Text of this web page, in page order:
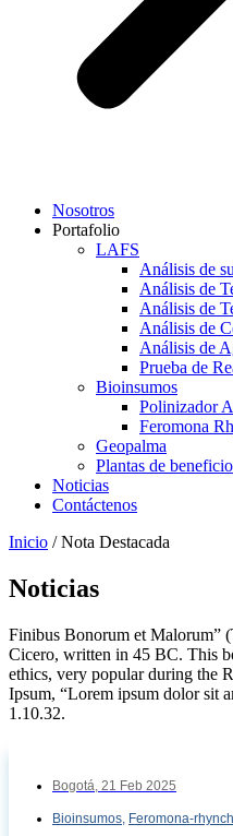
Nosotros
Portafolio
LAFS
Análisis de
Análisis de
Análisis de
Análisis de
Análisis de
Prueba de
Bioinsumos
Polinizador
Feromona
Geopalma
Plantas de beneficio
Noticias
Contáctenos
Inicio /Nota Destacada
Noticias
Finibus Bonorum et Malorum”
Cicero, written in 45 BC. This
ethics, very popular during the
Ipsum, “Lorem ipsum dolor sit
1.10.32.
Bogotá, 21 Feb 2025
Bioinsumos, Feromona-